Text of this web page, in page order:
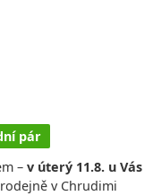
pár
– v úterý 11.8. u Vás
v Chrudimi